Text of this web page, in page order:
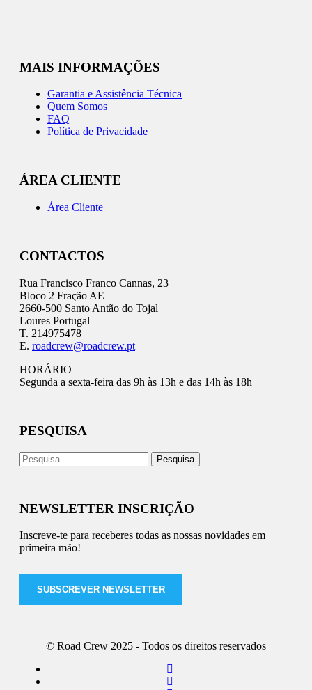
MAIS INFORMAÇÕES
Garantia e Assistência Técnica
Quem Somos
FAQ
Política de Privacidade
ÁREA CLIENTE
Área Cliente
CONTACTOS
Rua Francisco Franco Cannas, 23
Bloco 2 Fração AE
2660-500 Santo Antão do Tojal
Loures Portugal
T. 214975478
E. roadcrew@roadcrew.pt
HORÁRIO
Segunda a sexta-feira das 9h às 13h e das 14h às 18h
PESQUISA
NEWSLETTER INSCRIÇÃO
Inscreve-te para receberes todas as nossas novidades em
primeira mão!
SUBSCREVER NEWSLETTER
© Road Crew 2025 - Todos os direitos reservados